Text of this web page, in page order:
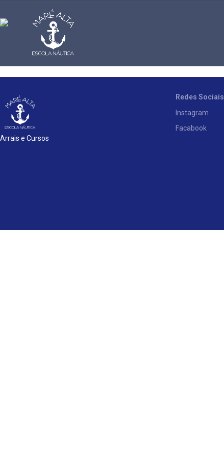
Arrais e Cursos
Redes Sociais
Instagram
Facabook